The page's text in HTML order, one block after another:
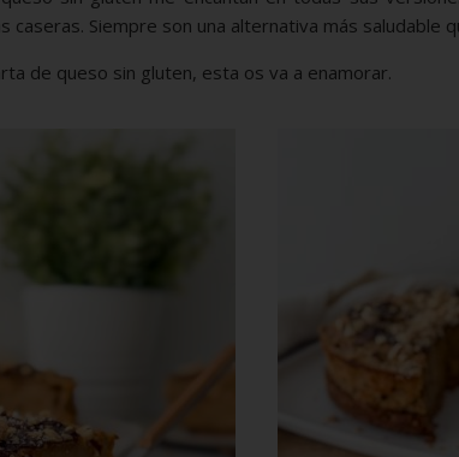
caseras. Siempre son una alternativa más saludable
de queso sin gluten, esta os va a enamorar.